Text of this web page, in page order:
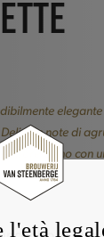
note di
pieno con
l'età